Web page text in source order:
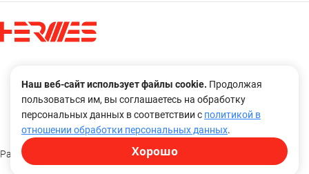
Политика в отношении обработки персональных данных
Охрана труда
Разработка и дизайн
Наш веб-сайт использует файлы cookie. Продолжая
пользоваться им, вы соглашаетесь на обработку
персональных данных в соответствии с политикой в
отношении обработки персональных данных.
Хорошо